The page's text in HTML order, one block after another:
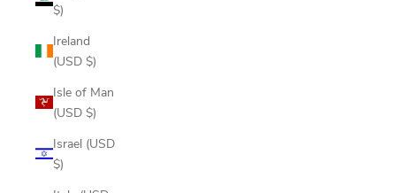
$)
Ireland
(USD $)
Isle of Man
(USD $)
Israel (USD
$)